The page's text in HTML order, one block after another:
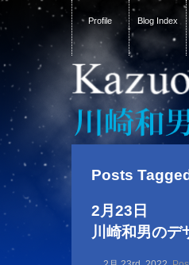
Profile Blog Index
Posts Tagged
2月23日
川崎和男の